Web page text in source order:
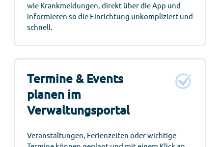
wie Krankmeldungen, direkt über die App und
informieren so die Einrichtung unkompliziert und
schnell.
Termine & Events
planen im
Verwaltungsportal
Veranstaltungen, Ferienzeiten oder wichtige